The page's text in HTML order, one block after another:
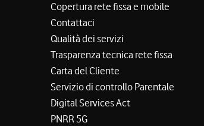
Copertura rete fissa e mobile
Contattaci
Qualità dei servizi
Trasparenza tecnica rete fissa
Carta del Cliente
Servizio di controllo Parentale
Digital Services Act
PNRR 5G